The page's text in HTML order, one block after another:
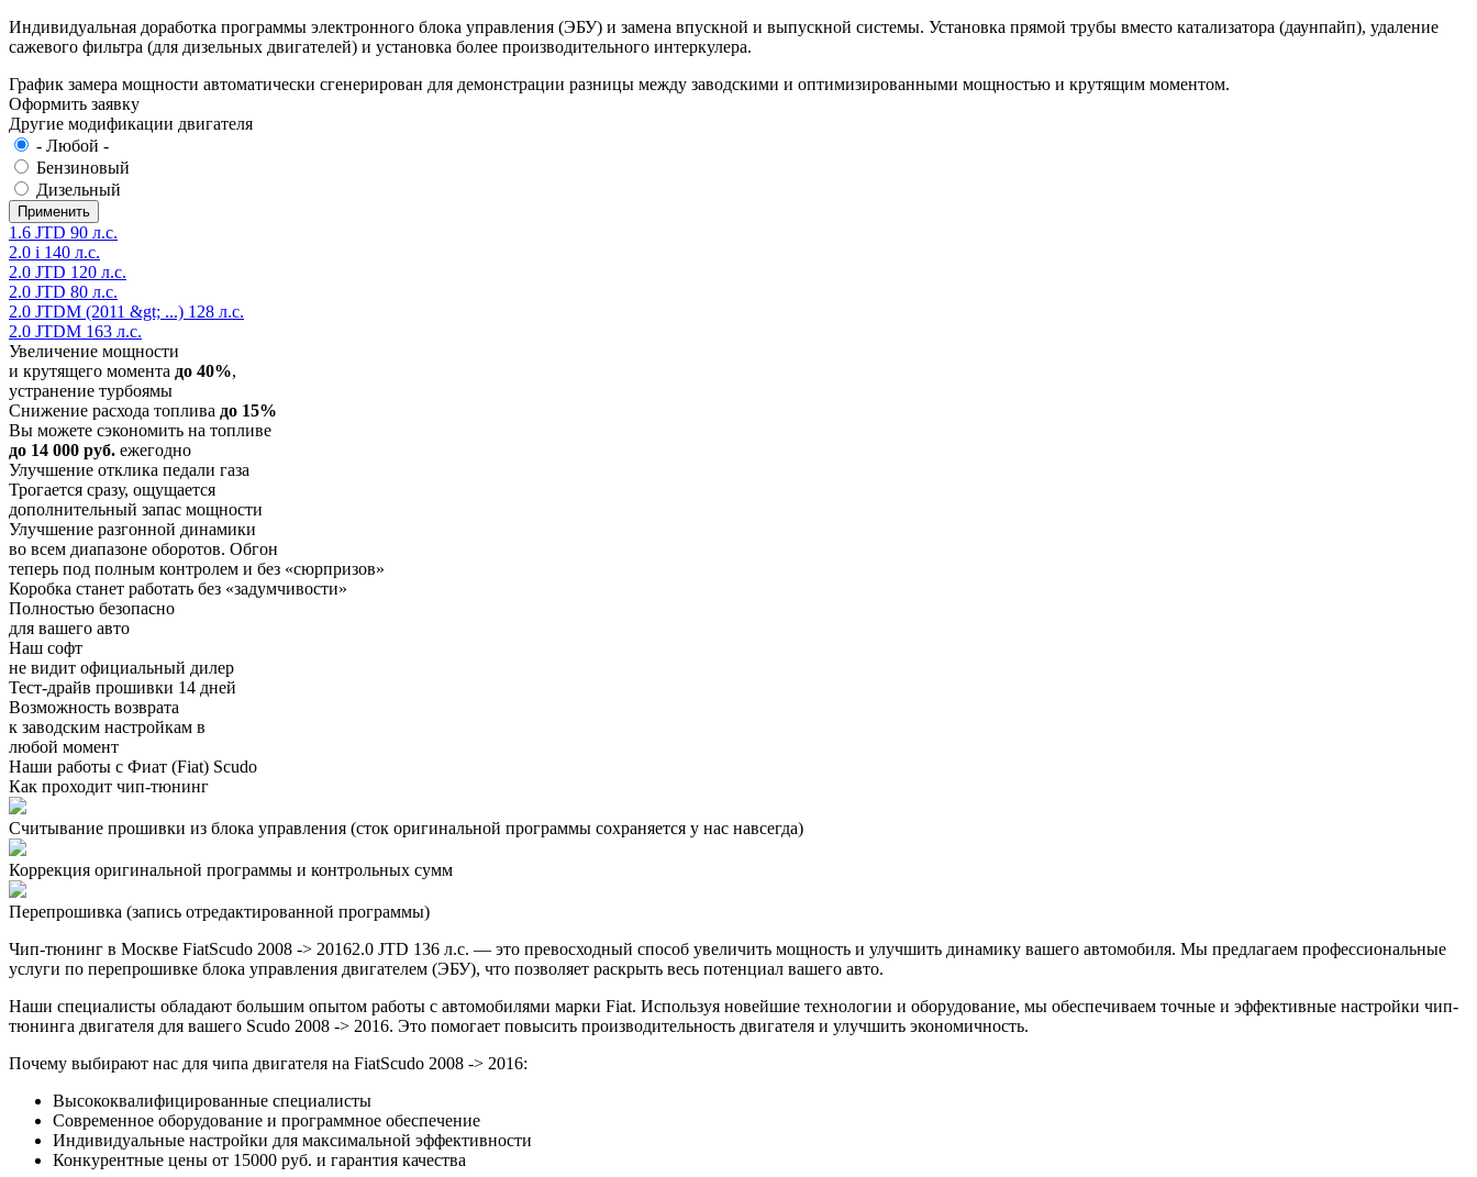
Индивидуальная доработка программы электронного блока управления (ЭБУ) и замена впускной и выпускной системы. Установка прямой трубы вместо катализатора (даунпайп), удаление
сажевого фильтра (для дизельных двигателей) и установка более производительного интеркулера.
График замера мощности автоматически сгенерирован для демонстрации разницы между заводскими и оптимизированными мощностью и крутящим моментом.
Оформить заявку
Другие модификации двигателя
- Любой -
Бензиновый
Дизельный
1.6 JTD 90 л.с.
2.0 i 140 л.с.
2.0 JTD 120 л.с.
2.0 JTD 80 л.с.
2.0 JTDM (2011 &gt; ...) 128 л.с.
2.0 JTDM 163 л.с.
Увеличение мощности
и крутящего момента до 40%,
устранение турбоямы
Снижение расхода топлива до 15%
Вы можете сэкономить на топливе
до 14 000 руб. ежегодно
Улучшение отклика педали газа
Трогается сразу, ощущается
дополнительный запас мощности
Улучшение разгонной динамики
во всем диапазоне оборотов. Обгон
теперь под полным контролем и без «сюрпризов»
Коробка станет работать без «задумчивости»
Полностью безопасно
для вашего авто
Наш софт
не видит официальный дилер
Тест-драйв прошивки 14 дней
Возможность возврата
к заводским настройкам в
любой момент
Наши работы с Фиат (Fiat) Scudo
Как проходит чип-тюнинг
Считывание прошивки из блока управления (сток оригинальной программы сохраняется у нас навсегда)
Коррекция оригинальной программы и контрольных сумм
Перепрошивка (запись отредактированной программы)
Чип-тюнинг в Москве FiatScudo 2008 -> 20162.0 JTD 136 л.с. — это превосходный способ увеличить мощность и улучшить динамику вашего автомобиля. Мы предлагаем профессиональные
услуги по перепрошивке блока управления двигателем (ЭБУ), что позволяет раскрыть весь потенциал вашего авто.
Наши специалисты обладают большим опытом работы с автомобилями марки Fiat. Используя новейшие технологии и оборудование, мы обеспечиваем точные и эффективные настройки чип-
тюнинга двигателя для вашего Scudo 2008 -> 2016. Это помогает повысить производительность двигателя и улучшить экономичность.
Почему выбирают нас для чипа двигателя на FiatScudo 2008 -> 2016:
Высококвалифицированные специалисты
Современное оборудование и программное обеспечение
Индивидуальные настройки для максимальной эффективности
Конкурентные цены от 15000 руб. и гарантия качества